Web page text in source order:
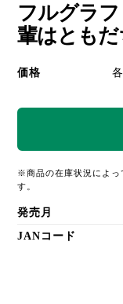
フルグラ
輩はともだ
価格
※商品の在庫状況によっ
す。
発売月
JANコード